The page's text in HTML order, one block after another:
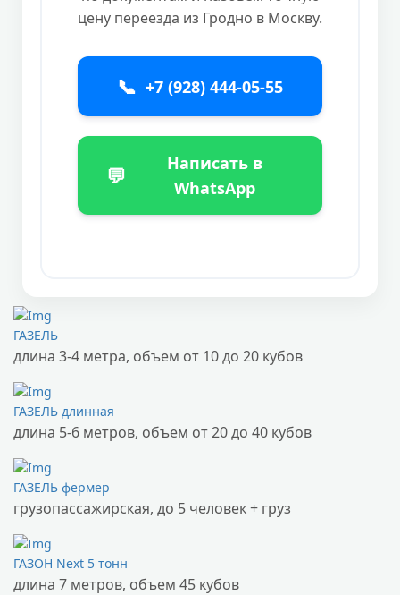
цену переезда из Гродно в Москву.
📞 +7 (928) 444-05-55
💬
Написать в
WhatsApp
ГАЗЕЛЬ
длина 3-4 метра, объем от 10 до 20 кубов
ГАЗЕЛЬ длинная
длина 5-6 метров, объем от 20 до 40 кубов
ГАЗЕЛЬ фермер
грузопассажирская, до 5 человек + груз
ГАЗОН Next 5 тонн
длина 7 метров, объем 45 кубов